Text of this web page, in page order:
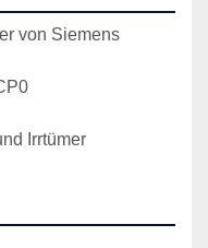
von Siemens
Irrtümer